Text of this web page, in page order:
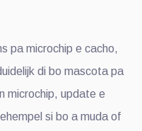
pa microchip e cacho,
di bo mascota pa
microchip, update e
si bo a muda of